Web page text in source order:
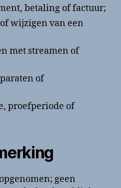
betaling of factuur;
wijzigen van een
met streamen of
of
proefperiode of
geen